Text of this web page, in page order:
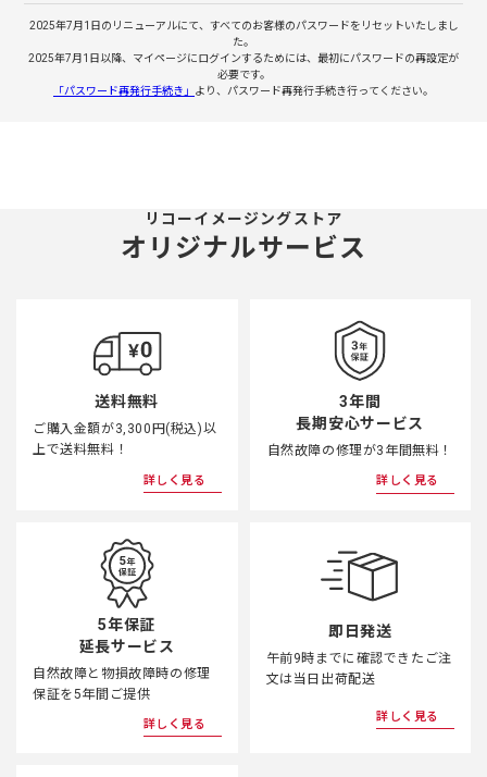
2025年7月1日のリニューアルにて、すべてのお客様のパスワードをリセットいたしまし
た。
2025年7月1日以降、マイページにログインするためには、最初にパスワードの再設定が
必要です。
「パスワード再発行手続き」 より、パスワード再発行手続き行ってください。
リコーイメージングストア
オリジナルサービス
送料無料
ご購入金額が3,300円(税込)以
上で送料無料！
詳しく見る
3年間
長期安心サービス
自然故障の修理が3年間無料！
詳しく見る
5年保証
延長サービス
自然故障と物損故障時の修理
保証を5年間ご提供
詳しく見る
即日発送
午前9時までに確認できたご注
文は当日出荷配送
詳しく見る